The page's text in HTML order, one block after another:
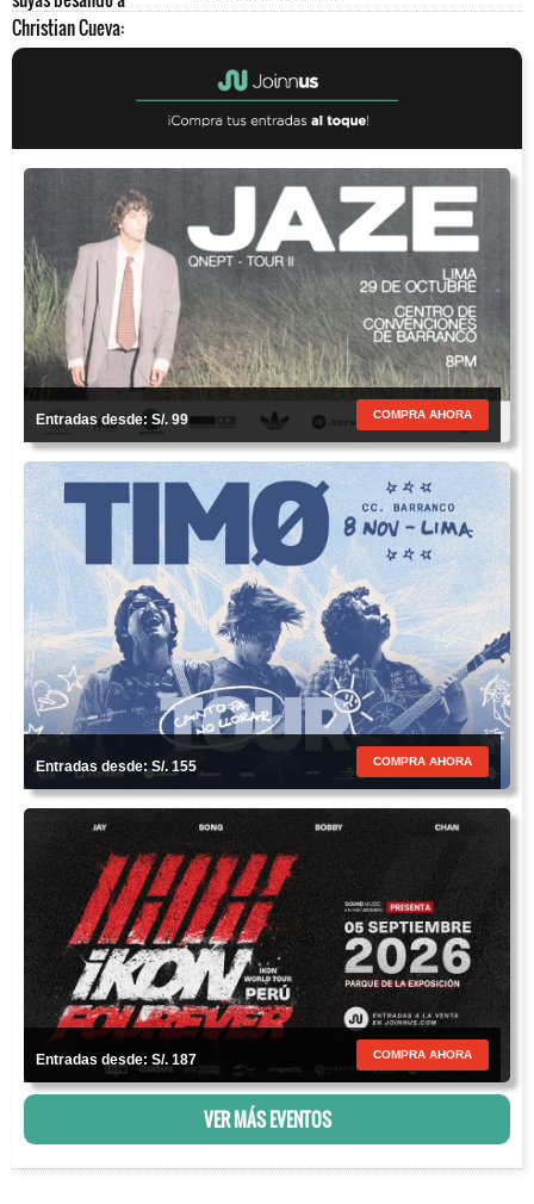
Entradas desde: S/. 99 COMPRA AHORA
Entradas desde: S/. 155 COMPRA AHORA
Entradas desde: S/. 187 COMPRA AHORA
VER MÁS EVENTOS